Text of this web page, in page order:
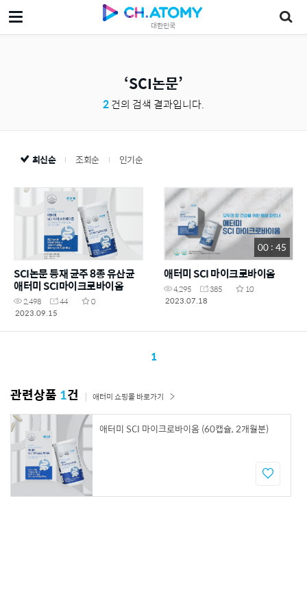
대한민국
SCI논문
2건의 검색 결과입니다.
최신순 조회순 인기순
SCI논문 등재 균주 8종 유산균
애터미 SCI마이크로바이옴
2,498 44
0
2023.09.15
00 : 45
애터미 SCI 마이크로바이옴
4,295 385
10
2023.07.18
1
관련상품 1건 애터미 쇼핑몰 바로가기
애터미 SCI 마이크로바이옴 (60캡슐, 2개월분)